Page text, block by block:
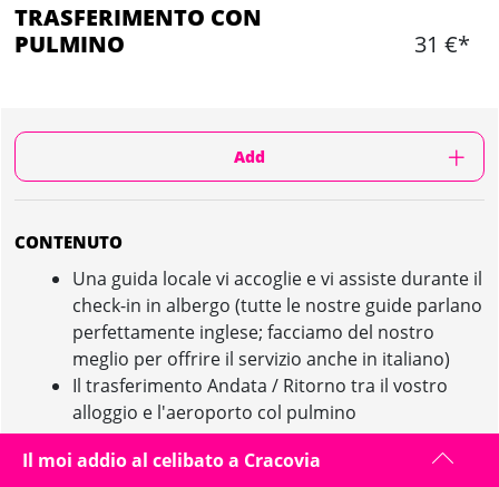
TRASFERIMENTO CON
PULMINO
31 €*
Add
CONTENUTO
Una guida locale vi accoglie e vi assiste durante il
check-in in albergo (tutte le nostre guide parlano
perfettamente inglese; facciamo del nostro
meglio per offrire il servizio anche in italiano)
Il trasferimento Andata / Ritorno tra il vostro
alloggio e l'aeroporto col pulmino
Il moi addio al celibato a Cracovia